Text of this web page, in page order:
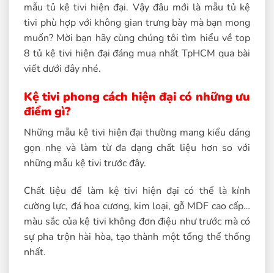
mẫu tủ kệ tivi hiện đại. Vậy đâu mới là mẫu tủ kệ
tivi phù hợp với không gian trưng bày mà bạn mong
muốn? Mời bạn hãy cùng chúng tôi tìm hiểu về top
8 tủ kệ tivi hiện đại đáng mua nhất TpHCM qua bài
viết dưới đây nhé.
Kệ tivi phong cách hiện đại có những ưu
điểm gì?
Những mẫu kệ tivi hiện đại thường mang kiểu dáng
gọn nhẹ và làm từ đa dạng chất liệu hơn so với
những mẫu kệ tivi trước đây.
Chất liệu để làm kệ tivi hiện đại có thể là kính
cường lực, đá hoa cương, kim loại, gỗ MDF cao cấp…
màu sắc của kệ tivi không đơn điệu như trước mà có
sự pha trộn hài hòa, tạo thành một tổng thể thống
nhất.